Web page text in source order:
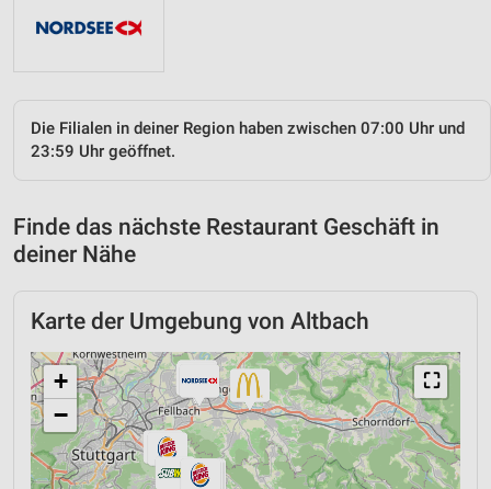
Die Filialen in deiner Region haben zwischen 07:00 Uhr und
23:59 Uhr geöffnet.
Finde das nächste Restaurant Geschäft in
deiner Nähe
Karte der Umgebung von Altbach
⛶
+
−